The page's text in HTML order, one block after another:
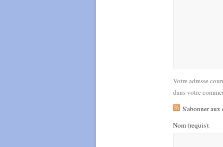
Votre adresse
dans votre
S'abonner aux
Nom(requis):